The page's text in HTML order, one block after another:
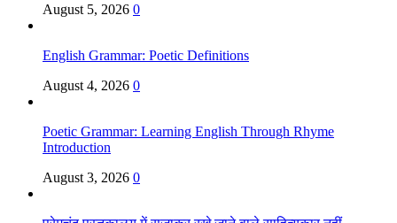
August 5, 2026 0
English Grammar: Poetic Definitions
August 4, 2026 0
Poetic Grammar: Learning English Through Rhyme
Introduction
August 3, 2026 0